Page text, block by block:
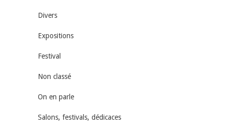
Divers
Expositions
Festival
Non classé
On en parle
Salons, festivals, dédicaces